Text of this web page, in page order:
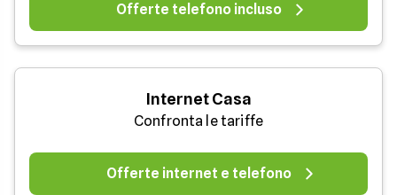
Offerte telefono incluso
Internet Casa
Confronta le tariffe
Offerte internet e telefono